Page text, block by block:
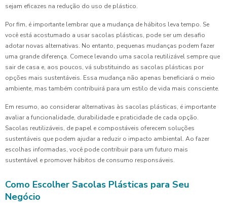
sejam eficazes na redução do uso de plástico.
Por fim, é importante lembrar que a mudança de hábitos leva tempo. Se
você está acostumado a usar sacolas plásticas, pode ser um desafio
adotar novas alternativas. No entanto, pequenas mudanças podem fazer
uma grande diferença. Comece levando uma sacola reutilizável sempre que
sair de casa e, aos poucos, vá substituindo as sacolas plásticas por
opções mais sustentáveis. Essa mudança não apenas beneficiará o meio
ambiente, mas também contribuirá para um estilo de vida mais consciente.
Em resumo, ao considerar alternativas às sacolas plásticas, é importante
avaliar a funcionalidade, durabilidade e praticidade de cada opção.
Sacolas reutilizáveis, de papel e compostáveis oferecem soluções
sustentáveis que podem ajudar a reduzir o impacto ambiental. Ao fazer
escolhas informadas, você pode contribuir para um futuro mais
sustentável e promover hábitos de consumo responsáveis.
Como Escolher Sacolas Plásticas para Seu
Negócio